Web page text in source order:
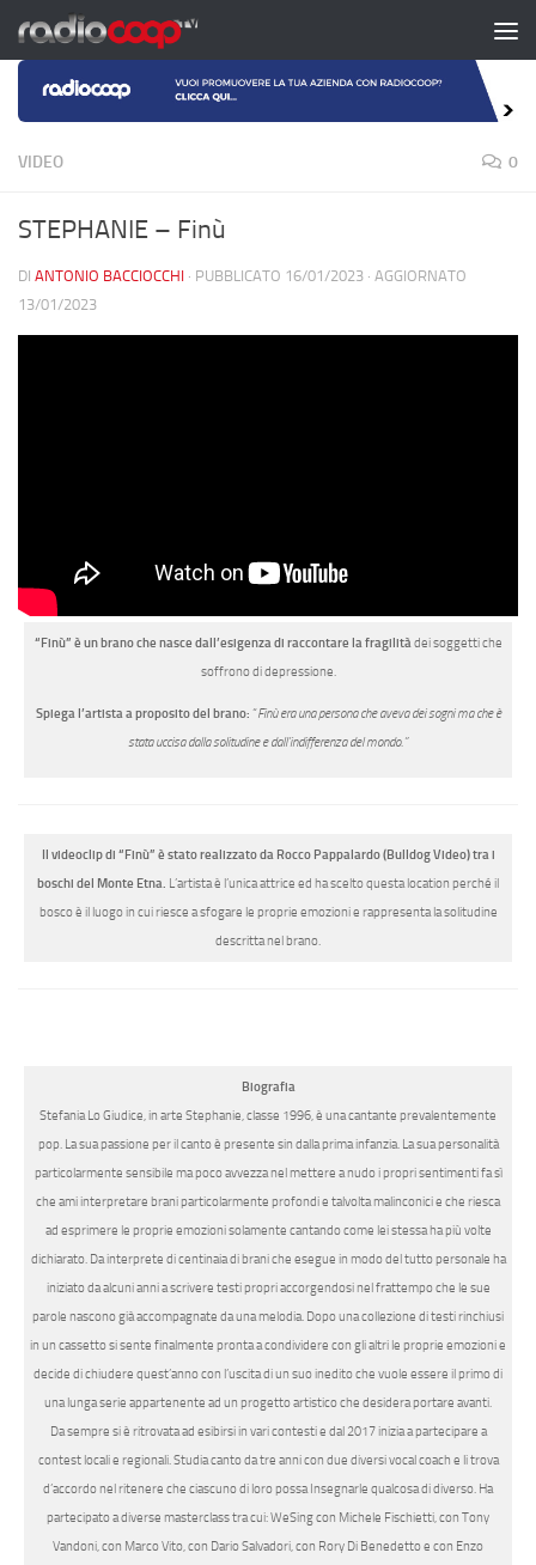
Salta al contenuto
VIDEO 0
STEPHANIE – Finù
DI ANTONIO BACCIOCCHI · PUBBLICATO 16/01/2023 · AGGIORNATO
13/01/2023
“Finù” è un brano che nasce dall’esigenza di raccontare la fragilità dei soggetti che
soffrono di depressione.
Spiega l’artista a proposito del brano: “Finù era una persona che aveva dei sogni ma che è
stata uccisa dalla solitudine e dall’indifferenza del mondo.”
Il videoclip di “Finù” è stato realizzato da Rocco Pappalardo (Bulldog Video) tra i
boschi del Monte Etna. L’artista è l’unica attrice ed ha scelto questa location perché il
bosco è il luogo in cui riesce a sfogare le proprie emozioni e rappresenta la solitudine
descritta nel brano.
Biografia
Stefania Lo Giudice, in arte Stephanie, classe 1996, è una cantante prevalentemente
pop. La sua passione per il canto è presente sin dalla prima infanzia. La sua personalità
particolarmente sensibile ma poco avvezza nel mettere a nudo i propri sentimenti fa sì
che ami interpretare brani particolarmente profondi e talvolta malinconici e che riesca
ad esprimere le proprie emozioni solamente cantando come lei stessa ha più volte
dichiarato. Da interprete di centinaia di brani che esegue in modo del tutto personale ha
iniziato da alcuni anni a scrivere testi propri accorgendosi nel frattempo che le sue
parole nascono già accompagnate da una melodia. Dopo una collezione di testi rinchiusi
in un cassetto si sente finalmente pronta a condividere con gli altri le proprie emozioni e
decide di chiudere quest’anno con l’uscita di un suo inedito che vuole essere il primo di
una lunga serie appartenente ad un progetto artistico che desidera portare avanti.
Da sempre si è ritrovata ad esibirsi in vari contesti e dal 2017 inizia a partecipare a
contest locali e regionali. Studia canto da tre anni con due diversi vocal coach e li trova
d’accordo nel ritenere che ciascuno di loro possa Insegnarle qualcosa di diverso. Ha
partecipato a diverse masterclass tra cui: WeSing con Michele Fischietti, con Tony
Vandoni, con Marco Vito, con Dario Salvadori, con Rory Di Benedetto e con Enzo